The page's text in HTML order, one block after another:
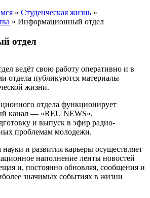
» Студенческая жизнь »
» Информационный отдел
отдел
ведёт свою работу оперативно и в
отдела публикуются материалы
жизни.
отдела функционирует
канал — «REU NEWS»,
и выпуск в эфир радио-
проблемам молодежи.
и развития карьеры осуществляет
наполнение ленты новостей
и, постоянно обновляя, сообщения и
значимых событиях в жизни